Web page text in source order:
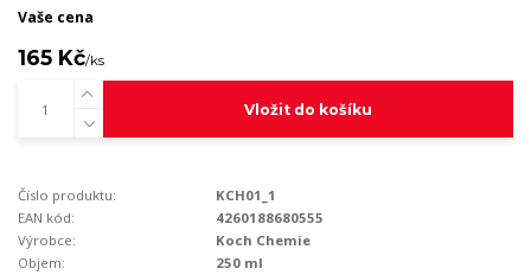
Vaše cena
165 Kč/ks
Vložit do košíku
Číslo produktu:
KCH01_1
EAN kód:
4260188680555
Výrobce:
Koch Chemie
Objem:
250 ml